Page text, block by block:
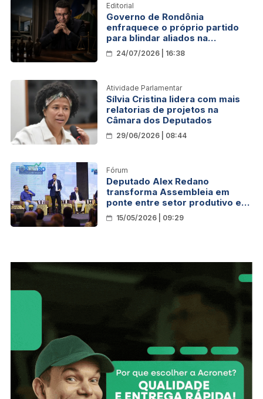
Editorial
Governo de Rondônia
enfraquece o próprio partido
para blindar aliados na
Assembleia
24/07/2026 | 16:38
Atividade Parlamentar
Sílvia Cristina lidera com mais
relatorias de projetos na
Câmara dos Deputados
29/06/2026 | 08:44
Fórum
Deputado Alex Redano
transforma Assembleia em
ponte entre setor produtivo e
economia de Rondônia
15/05/2026 | 09:29